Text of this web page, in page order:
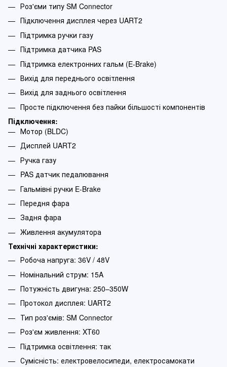
Роз'єми типу SM Connector
Підключення дисплея через UART2
Підтримка ручки газу
Підтримка датчика PAS
Підтримка електронних гальм (E-Brake)
Вихід для переднього освітлення
Вихід для заднього освітлення
Просте підключення без пайки більшості компонентів
Підключення:
Мотор (BLDC)
Дисплей UART2
Ручка газу
PAS датчик педалювання
Гальмівні ручки E-Brake
Передня фара
Задня фара
Живлення акумулятора
Технічні характеристики:
Робоча напруга: 36V / 48V
Номінальний струм: 15A
Потужність двигуна: 250–350W
Протокол дисплея: UART2
Тип роз'ємів: SM Connector
Роз'єм живлення: XT60
Підтримка освітлення: так
Сумісність: електровелосипеди, електросамокати